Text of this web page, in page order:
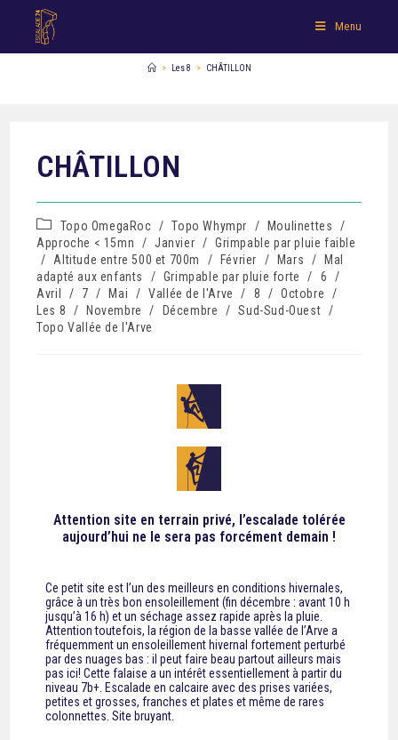
Menu
> Les 8 > CHÂTILLON
CHÂTILLON
Topo OmegaRoc / Topo Whympr / Moulinettes
/
Approche < 15mn
/ Janvier / Grimpable par pluie faible
/
Altitude entre 500 et 700m / Février / Mars /
Mal
adapté aux enfants
/ Grimpable par pluie forte / 6
/
Avril
/ 7 / Mai / Vallée de l'Arve / 8 / Octobre
/
Les 8
/ Novembre / Décembre / Sud-Sud-Ouest /
Topo Vallée de l'Arve
Attention site en terrain privé, l’escalade tolérée
aujourd’hui ne le sera pas forcément demain !
Ce petit site est l’un des meilleurs en conditions hivernales,
grâce à un très bon ensoleillement (fin décembre : avant 10 h
jusqu’à 16 h) et un séchage assez rapide après la pluie.
Attention toutefois, la région de la basse vallée de l’Arve a
fréquemment un ensoleillement hivernal fortement perturbé
par des nuages bas : il peut faire beau partout ailleurs mais
pas ici! Cette falaise a un intérêt essentiellement à partir du
niveau 7b+. Escalade en calcaire avec des prises variées,
petites et grosses, franches et plates et même de rares
colonnettes. Site bruyant.